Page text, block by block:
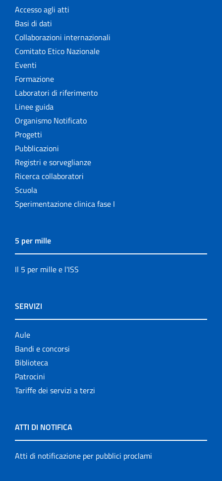
Accesso agli atti
Basi di dati
Collaborazioni internazionali
Comitato Etico Nazionale
Eventi
Formazione
Laboratori di riferimento
Linee guida
Organismo Notificato
Progetti
Pubblicazioni
Registri e sorveglianze
Ricerca collaboratori
Scuola
Sperimentazione clinica fase I
5 per mille
Il 5 per mille e l'ISS
SERVIZI
Aule
Bandi e concorsi
Biblioteca
Patrocini
Tariffe dei servizi a terzi
ATTI DI NOTIFICA
Atti di notificazione per pubblici proclami